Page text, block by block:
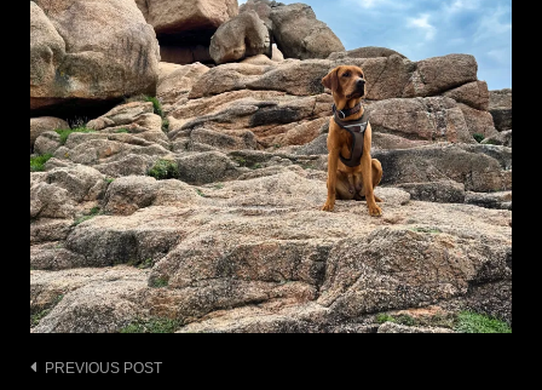
Post
PREVIOUS POST